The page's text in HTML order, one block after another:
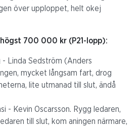
över upploppet, helt okej
högst 700 000 kr (P21-lopp):
Linda Sedström (Anders
mycket långsam fart, drog
lite utmanad till slut, ändå
- Kevin Oscarsson. Rygg ledaren,
till slut, kom aningen närmare,